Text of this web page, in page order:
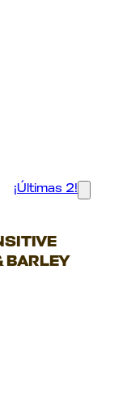
¡Últimas 2!
BARLEY